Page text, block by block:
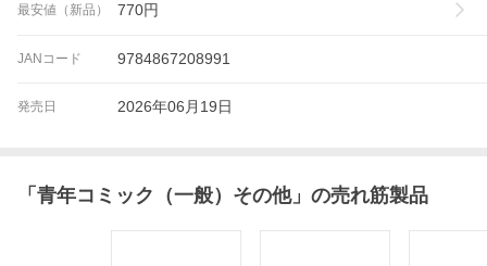
最安値（新品） 770円
JANコード 9784867208991
発売日 2026年06月19日
「 青年コミック（一般）その他」の売れ筋製品